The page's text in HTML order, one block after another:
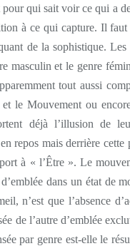
pour qui sait voir ce qui a
à ce qui capture. Il
de la sophistique.
masculin et le genre
tout aussi
le Mouvement ou
déjà l’illusion de
repos mais derrière
à « l’Être ». Le
dans un état de
n’est que l’absence
de l’autre d’emblée
par genre est-elle le